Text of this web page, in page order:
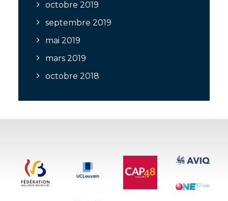
octobre 2019
septembre 2019
mai 2019
mars 2019
octobre 2018